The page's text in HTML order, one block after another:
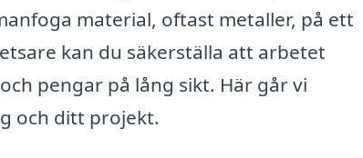
material, oftast metaller, på ett
kan du säkerställa att arbetet
pengar på lång sikt. Här går vi
och ditt projekt.